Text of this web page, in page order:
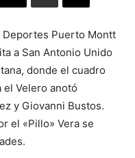
Deportes Puerto Montt
a San Antonio Unido
donde el cuadro
el Velero anotó
y Giovanni Bustos.
el «Pillo» Vera se